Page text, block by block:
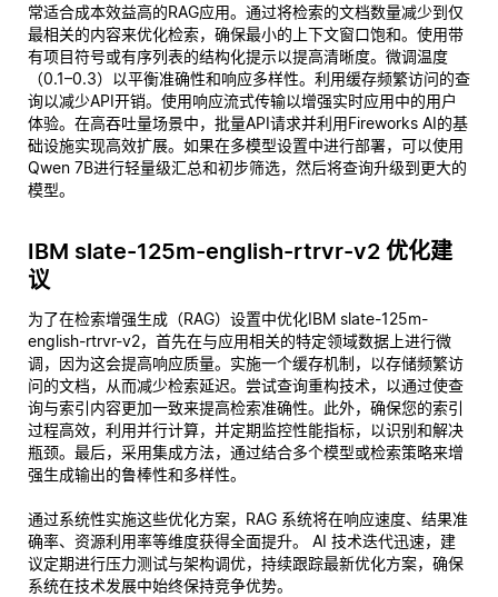
常适合成本效益高的RAG应用。通过将检索的文档数量减少到仅
最相关的内容来优化检索，确保最小的上下文窗口饱和。使用带
有项目符号或有序列表的结构化提示以提高清晰度。微调温度
（0.1–0.3）以平衡准确性和响应多样性。利用缓存频繁访问的查
询以减少API开销。使用响应流式传输以增强实时应用中的用户
体验。在高吞吐量场景中，批量API请求并利用Fireworks AI的基
础设施实现高效扩展。如果在多模型设置中进行部署，可以使用
Qwen 7B进行轻量级汇总和初步筛选，然后将查询升级到更大的
模型。
IBM slate-125m-english-rtrvr-v2 优化建
议
为了在检索增强生成（RAG）设置中优化IBM slate-125m-
english-rtrvr-v2，首先在与应用相关的特定领域数据上进行微
调，因为这会提高响应质量。实施一个缓存机制，以存储频繁访
问的文档，从而减少检索延迟。尝试查询重构技术，以通过使查
询与索引内容更加一致来提高检索准确性。此外，确保您的索引
过程高效，利用并行计算，并定期监控性能指标，以识别和解决
瓶颈。最后，采用集成方法，通过结合多个模型或检索策略来增
强生成输出的鲁棒性和多样性。
通过系统性实施这些优化方案，RAG 系统将在响应速度、结果准
确率、资源利用率等维度获得全面提升。 AI 技术迭代迅速，建
议定期进行压力测试与架构调优，持续跟踪最新优化方案，确保
系统在技术发展中始终保持竞争优势。